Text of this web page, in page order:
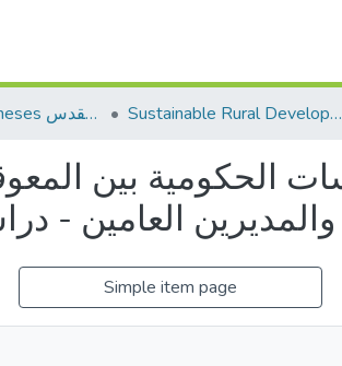
AQU Master Theses الرسائل الجامعية الخاصة بجامعة القدس Sustainable Rural Development التنمية الريفية المستدامة
الحكومية بين
Simple item page